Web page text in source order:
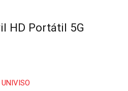
HD Portátil 5G
UNIVISO